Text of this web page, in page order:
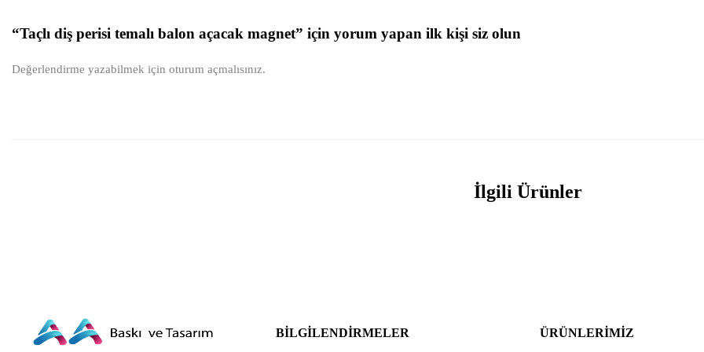
“Taçlı diş perisi temalı balon açacak magnet” için yorum yapan ilk kişi siz olun
Değerlendirme yazabilmek için oturum açmalısınız.
İlgili Ürünler
BILGILENDIRMELER ÜRÜNLERIMIZ